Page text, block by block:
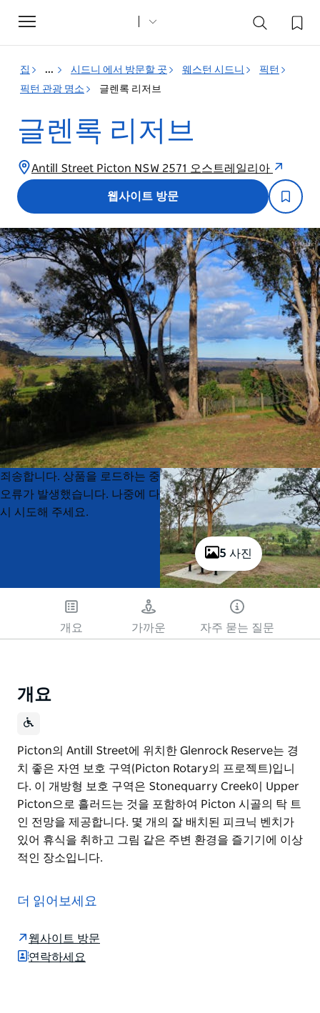
Toggle
navigation
집 ... 시드니 에서 방문할 곳 웨스턴 시드니
픽턴
픽턴 관광 명소
글렌록 리저브
글렌록 리저브
Antill Street Picton NSW 2571 오스트레일리아
웹사이트 방문
5 사진
Product
List
Product
List
죄송합니다. 상품을 로드하는 중
오류가 발생했습니다. 나중에 다
시 시도해 주세요.
개요 가까운 자주 묻는 질문
개요
Picton의 Antill Street에 위치한 Glenrock Reserve는 경
치 좋은 자연 보호 구역(Picton Rotary의 프로젝트)입니
다. 이 개방형 보호 구역은 Stonequarry Creek이 Upper
Picton으로 흘러드는 것을 포함하여 Picton 시골의 탁 트
인 전망을 제공합니다. 몇 개의 잘 배치된 피크닉 벤치가
있어 휴식을 취하고 그림 같은 주변 환경을 즐기기에 이상
적인 장소입니다.
치 좋은 자연 보호 구역(Picton Rotary의 프로젝트)입니
인 전망을 제공합니다. 몇 개의 잘 배치된 피크닉 벤치가
있어 휴식을 취하고 그림 같은 주변 환경을 즐기기에 이상
더 읽어보세요
웹사이트 방문
연락하세요